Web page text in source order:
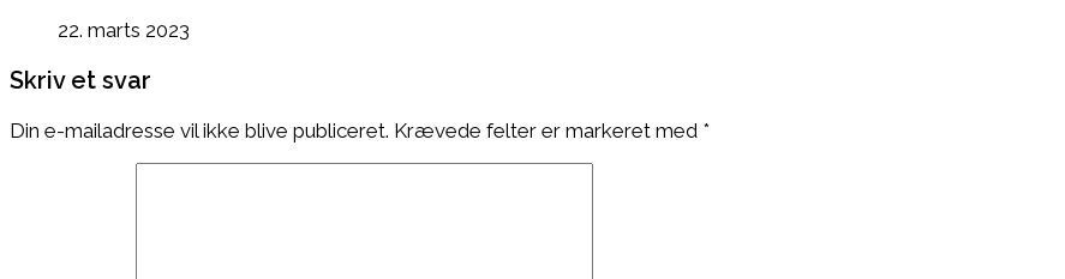
22. marts 2023
Skriv et svar
Din e-mailadresse vil ikke blive publiceret. Krævede felter er markeret med *